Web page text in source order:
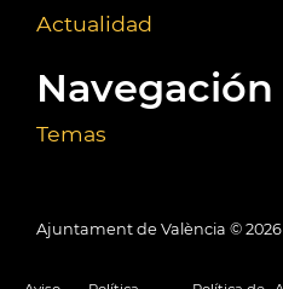
Actualidad
Navegación
Temas
Ajuntament de València © 2026